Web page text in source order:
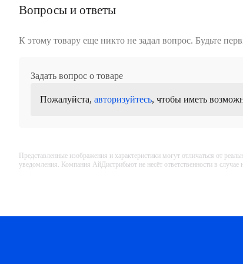
Вопросы и ответы
К этому товару еще никто не задал вопрос. Будьте
Задать вопрос о товаре
Пожалуйста, авторизуйтесь, чтобы иметь
Представленные изображения и характеристики могут отличаться от
уведомления. Компания АйДистрибьют не несёт ответственности в